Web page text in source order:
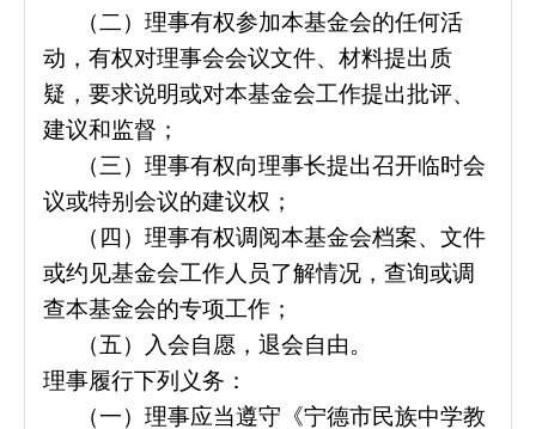
（二）理事有权参加本基金会的任何活
动，有权对理事会会议文件、材料提出质
疑，要求说明或对本基金会工作提出批评、
建议和监督；
（三）理事有权向理事长提出召开临时会
议或特别会议的建议权；
（四）理事有权调阅本基金会档案、文件
或约见基金会工作人员了解情况，查询或调
查本基金会的专项工作；
（五）入会自愿，退会自由。
理事履行下列义务：
（一）理事应当遵守《宁德市民族中学教